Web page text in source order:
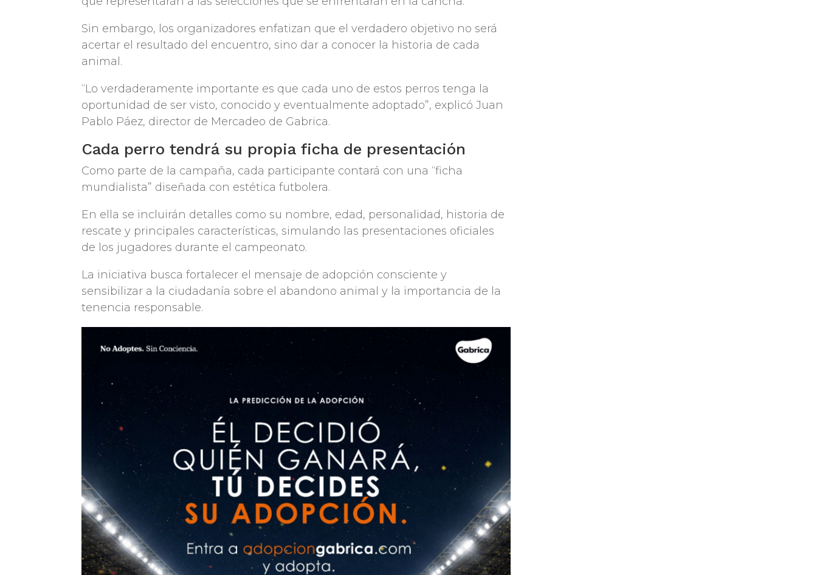
Sin embargo, los organizadores enfatizan que el verdadero objetivo no será
acertar el resultado del encuentro, sino dar a conocer la historia de cada
animal.
“Lo verdaderamente importante es que cada uno de estos perros tenga la
oportunidad de ser visto, conocido y eventualmente adoptado”, explicó Juan
Pablo Páez, director de Mercadeo de Gabrica.
Cada perro tendrá su propia ficha de presentación
Como parte de la campaña, cada participante contará con una “ficha
mundialista” diseñada con estética futbolera.
En ella se incluirán detalles como su nombre, edad, personalidad, historia de
rescate y principales características, simulando las presentaciones oficiales
de los jugadores durante el campeonato.
La iniciativa busca fortalecer el mensaje de adopción consciente y
sensibilizar a la ciudadanía sobre el abandono animal y la importancia de la
tenencia responsable.